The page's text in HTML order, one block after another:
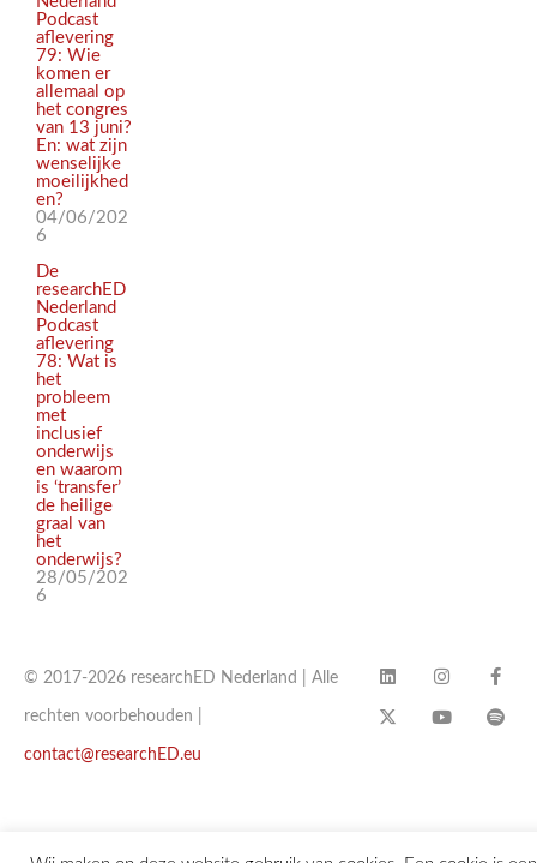
Podcast
aflevering
79: Wie
komen er
allemaal op
het congres
van 13 juni?
En: wat zijn
wenselijke
moeilijkhed
en?
04/06/202
6
De
researchED
Nederland
Podcast
aflevering
78: Wat is
het
probleem
met
inclusief
onderwijs
en waarom
is ‘transfer’
de heilige
graal van
het
onderwijs?
28/05/202
6
© 2017-2026 researchED Nederland | Alle
rechten voorbehouden |
contact@researchED.eu